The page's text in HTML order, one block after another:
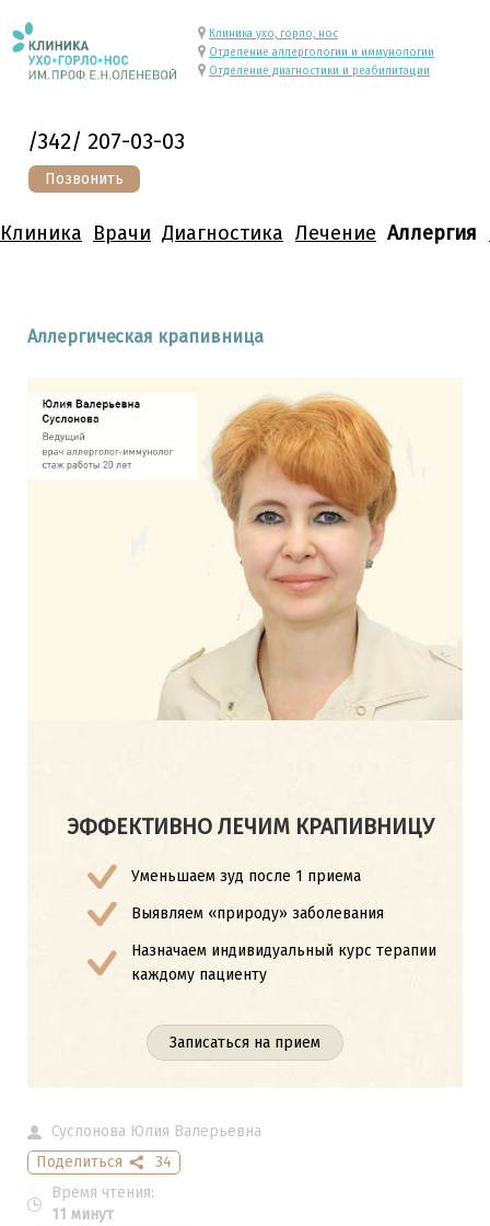
/342/ 207-03-03
Позвонить
Клиника ухо, горло, нос
Отделение аллергологии и иммунологии
Отделение диагностики и реабилитации
Клиника Врачи Диагностика Лечение Аллергия
Аллергическая крапивница
ЭФФЕКТИВНО ЛЕЧИМ КРАПИВНИЦУ
Уменьшаем зуд после 1 приема
Выявляем «природу» заболевания
Назначаем индивидуальный курс терапии
каждому пациенту
Записаться на прием
Суслонова Юлия Валерьевна
Поделиться
34
Время чтения:
11 минут